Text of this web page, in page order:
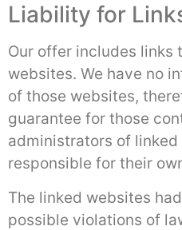
Liability for
Our offer includes
websites. We have no
of those websites,
guarantee for those
administrators of
responsible for their
The linked websites
possible violations of